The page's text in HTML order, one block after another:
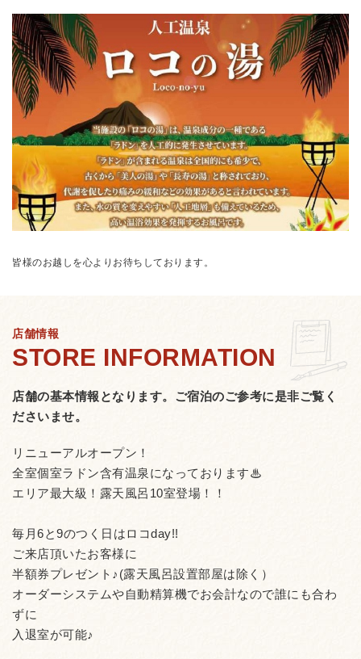
皆様のお越しを心よりお待ちしております。
店舗情報
店舗の基本情報となります。 ご宿泊のご参考に是非ご覧く
ださいませ。
リニューアルオープン！
全室個室ラドン含有温泉になっております♨
エリア最大級！露天風呂10室登場！！
毎月6と9のつく日はロコday!!
ご来店頂いたお客様に
半額券プレゼント♪(露天風呂設置部屋は除く）
オーダーシステムや自動精算機でお会計なので誰にも合わ
ずに
入退室が可能♪